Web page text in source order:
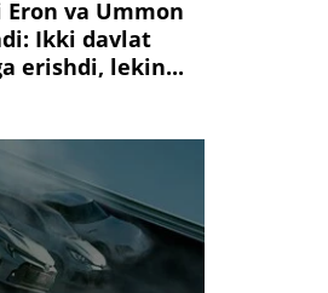
Eron va Ummon
Ikki davlat
erishdi, lekin...